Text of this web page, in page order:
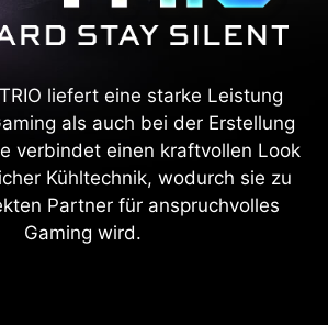
liefert eine starke Leistung
als auch bei der Erstellung
verbindet einen kraftvollen Look
Kühltechnik, wodurch sie zu
Partner für anspruchvolles
Gaming wird.